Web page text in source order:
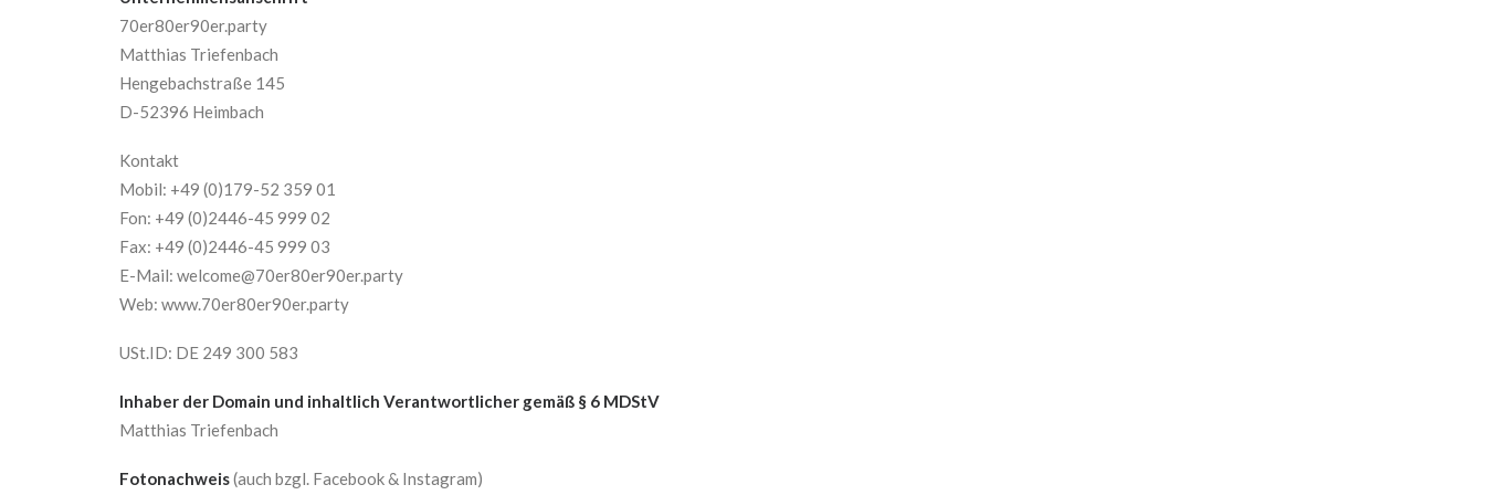
70er80er90er.party
Matthias Triefenbach
Hengebachstraße 145
D-52396 Heimbach
Kontakt
Mobil: +49 (0)179-52 359 01
Fon: +49 (0)2446-45 999 02
Fax: +49 (0)2446-45 999 03
E-Mail: welcome@70er80er90er.party
Web: www.70er80er90er.party
USt.ID: DE 249 300 583
Inhaber der Domain und inhaltlich Verantwortlicher gemäß § 6 MDStV
Matthias Triefenbach
Fotonachweis(auch bzgl. Facebook & Instagram)